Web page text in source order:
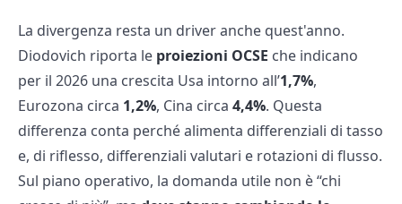
La divergenza resta un driver anche quest'anno.
Diodovich riporta le proiezioni OCSE che indicano
per il 2026 una crescita Usa intorno all’1,7%,
Eurozona circa 1,2%, Cina circa 4,4%. Questa
differenza conta perché alimenta differenziali di tasso
e, di riflesso, differenziali valutari e rotazioni di flusso.
Sul piano operativo, la domanda utile non è “chi